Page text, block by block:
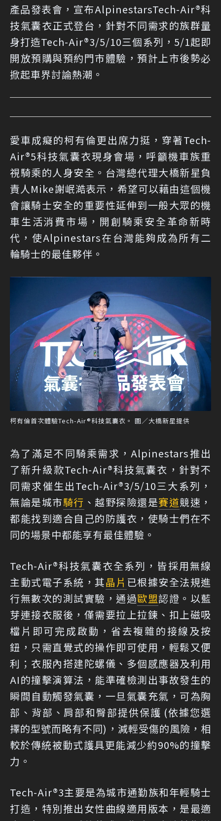
產品發表會，宣布AlpinestarsTech-Air®科
技氣囊衣正式登台，針對不同需求的族群量
身打造Tech-Air®3/5/10三個系列，5/1起即
開放預購與預約門市體驗，預計上市後勢必
掀起車界討論熱潮。
愛車成癡的柯有倫更出席力挺，穿著Tech-
Air®5科技氣囊衣現身會場，呼籲機車族重
視騎乘的人身安全。台灣總代理大橋新星負
責人Mike謝岷澔表示，希望可以藉由這個機
會讓騎士安全的重要性延伸到一般大眾的機
車生活消費市場，開創騎乘安全革命新時
代，使Alpinestars在台灣能夠成為所有二
輪騎士的最佳夥伴。
柯有倫首次體驗Tech-Air®科技氣囊衣。 圖／大橋新星提供
為了滿足不同騎乘需求，Alpinestars推出
了新升級款Tech-Air®科技氣囊衣，針對不
同需求催生出Tech-Air®3/5/10三大系列，
無論是城市騎行 、越野探險還是賽道競速，
都能找到適合自己的防護衣，使騎士們在不
同的場景中都能享有最佳體驗。
Tech-Air®科技氣囊衣全系列，皆採用無線
主動式電子系統，其晶片 已根據安全法規進
行無數次的測試實驗，通過歐盟認證。以藍
芽連接衣服後，僅需要拉上拉鍊、扣上磁吸
檔片即可完成啟動，省去複雜的接線及按
鈕，只需直覺式的操作即可使用，輕鬆又便
利；衣服內搭建陀螺儀、多個感應器及利用
AI的撞擊演算法，能準確檢測出事故發生的
瞬間自動觸發氣囊，一旦氣囊充氣，可為胸
部、背部、肩部和臀部提供保護 (依據您選
擇的型號而略有不同)，減輕受傷的風險，相
較於傳統被動式護具更能減少約90%的撞擊
力。
Tech-Air®3主要是為城市通勤族和年輕騎士
打造，特別推出女性曲線適用版本，是最適